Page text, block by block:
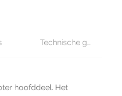
Technische gegevens
hoofddeel. Het